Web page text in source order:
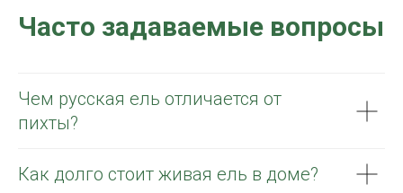
Часто задаваемые вопросы
Чем русская ель отличается от
пихты?
Как долго стоит живая ель в доме?